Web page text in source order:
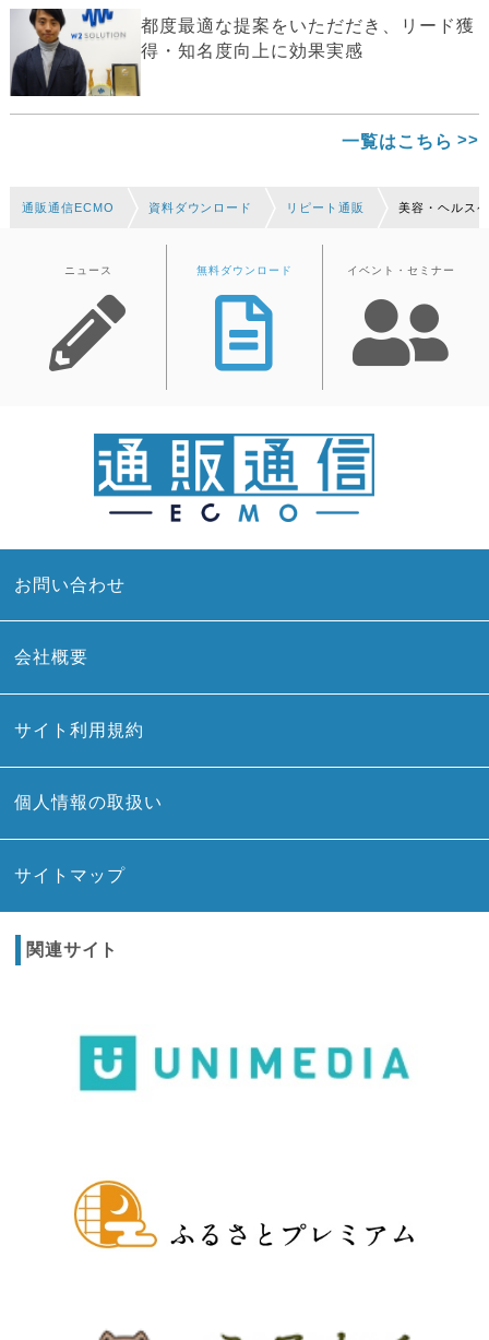
都度最適な提案をいただだき、リード獲
得・知名度向上に効果実感
一覧はこちら
通販通信ECMO 資料ダウンロード リピート通販 美容・ヘルス
ニュース 無料ダウンロード イベント・セミナー
お問い合わせ
会社概要
サイト利用規約
個人情報の取扱い
サイトマップ
関連サイト